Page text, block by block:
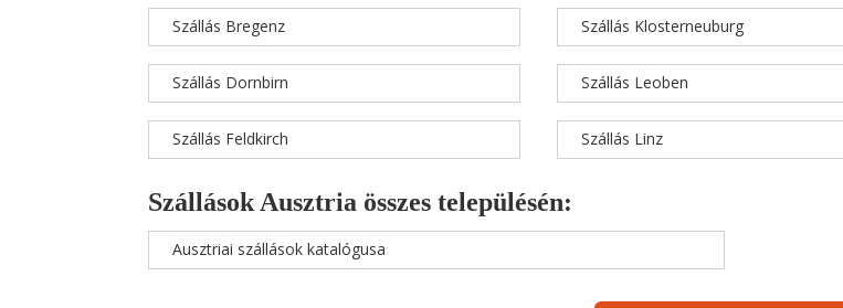
Szállás Bregenz
Szállás Dornbirn
Szállás Feldkirch
Szállás Klosterneuburg
Szállás Leoben
Szállás Linz
Szállások Ausztria összes településén:
Ausztriai szállások katalógusa